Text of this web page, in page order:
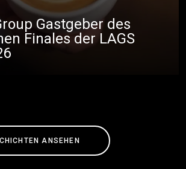
Gastgeber des
Finales der LAGS
ANSEHEN